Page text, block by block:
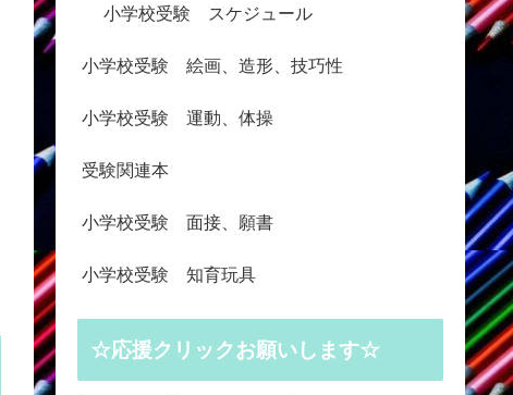
小学校受験 スケジュール
小学校受験 絵画、造形、技巧性
小学校受験 運動、体操
受験関連本
小学校受験 面接、願書
小学校受験 知育玩具
☆応援クリックお願いします☆